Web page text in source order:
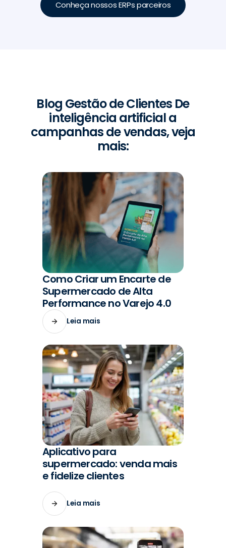
Conheça nossos ERPs parceiros
Blog Gestão de Clientes De
inteligência artificial a
campanhas de vendas, veja
mais:
#VENDAS
Como Criar um Encarte de
Supermercado de Alta
Performance no Varejo 4.0
Leia mais
#MARKETING
Aplicativo para
supermercado: venda mais
e fidelize clientes
Leia mais